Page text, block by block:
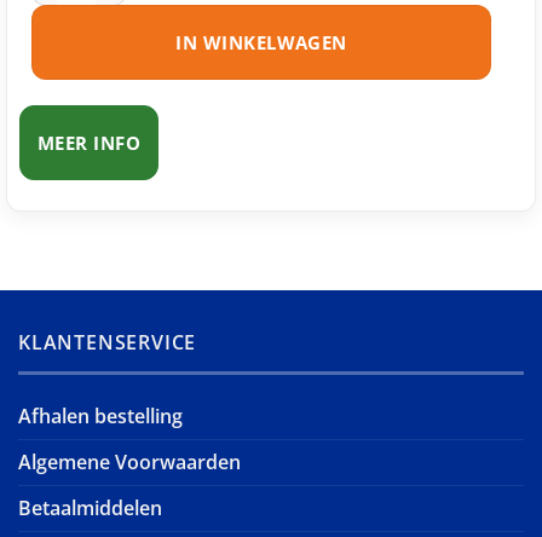
IN WINKELWAGEN
MEER INFO
KLANTENSERVICE
Afhalen bestelling
Algemene Voorwaarden
Betaalmiddelen